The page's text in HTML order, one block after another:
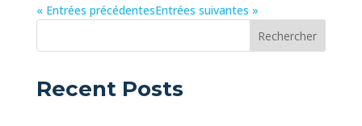
« Entrées précédentesEntrées suivantes »
Rechercher
Recent Posts